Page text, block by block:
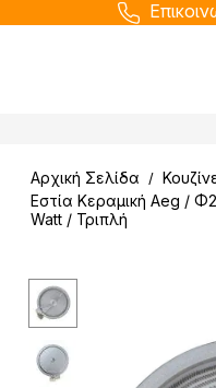
Αρχική Σελίδα /
Εστία Κεραμική Aeg /
Watt / Τριπλή